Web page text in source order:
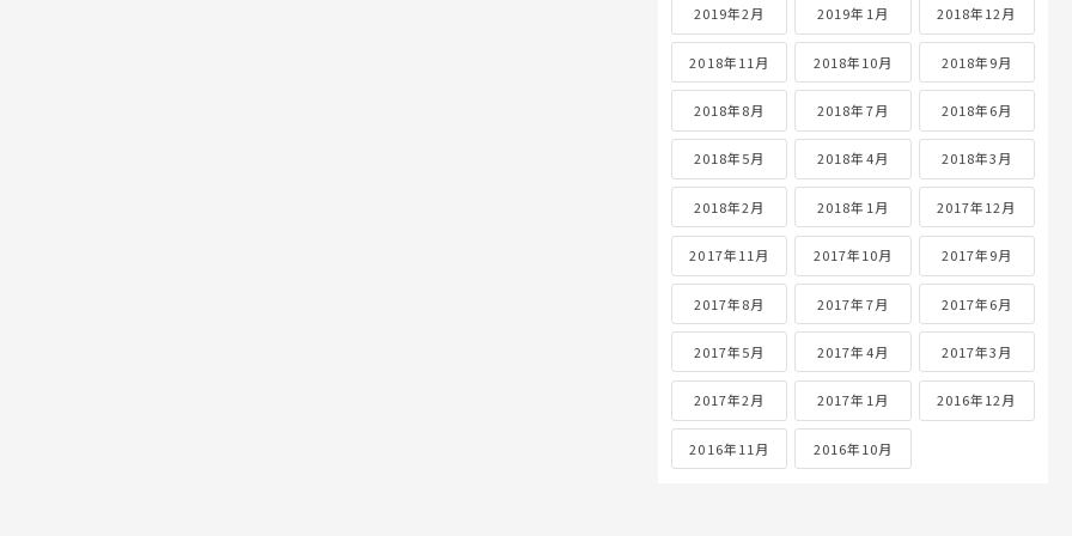
2019年2月 2019年1月 2018年12月
2018年11月 2018年10月 2018年9月
2018年8月 2018年7月 2018年6月
2018年5月 2018年4月 2018年3月
2018年2月 2018年1月 2017年12月
2017年11月 2017年10月 2017年9月
2017年8月 2017年7月 2017年6月
2017年5月 2017年4月 2017年3月
2017年2月 2017年1月 2016年12月
2016年11月 2016年10月